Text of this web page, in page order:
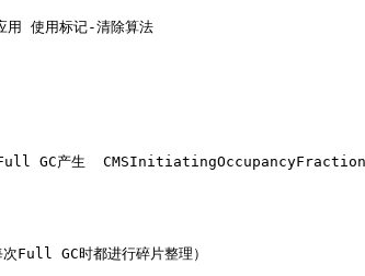
使用标记-清除算法
Full GC产生  CMSInitiatingOccupancyFraction
Full GC时都进行碎片整理）